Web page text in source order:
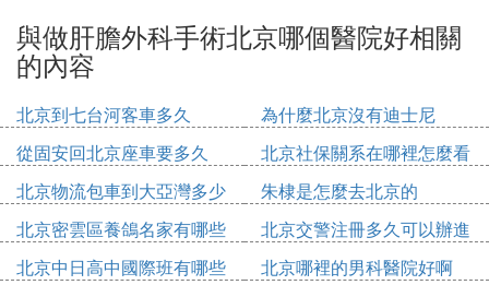
北京地區治療肝膽疾病比較好的是解放軍總院(301醫
院)的肝膽外科,有著很高的水平,建議你到那裡治療.
解放軍總院（301醫院）
地址： 北京市海淀區復興路28
交通： 817、370、728、620、870、747、605、71
1、624、373、337、212、905、967、小1路、小68
路、地鐵一號線，五棵松下
專家:董家鴻
與做肝膽外科手術北京哪個醫院好相關
的內容
北京到七台河客車多久
為什麼北京沒有迪士尼
從固安回北京座車要多久
北京社保關系在哪裡怎麼看
北京物流包車到大亞灣多少
錢
朱棣是怎麼去北京的
北京密雲區養鴿名家有哪些
人
北京交警注冊多久可以辦進
京證
北京中日高中國際班有哪些 北京哪裡的男科醫院好啊